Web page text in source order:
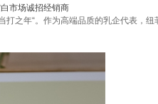
市场诚招经销商
打之年“。作为高端品质的乳企代表，